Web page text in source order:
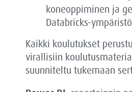
koneoppiminen ja
Databricks-
Kaikki koulutukset
virallisiin
suunniteltu tukemaan